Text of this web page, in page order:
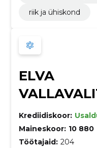
riik ja ühiskond
ELVA
Krediidiskoor:
Maineskoor: 10 880
Töötajaid: 204